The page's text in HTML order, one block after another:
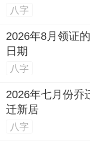
四月（癸巳月
大决策。出行注
五月（甲午月）
压力倍增，易与
八字
2026年8月领证
日期
八字
2026年七月份乔
迁新居
八字